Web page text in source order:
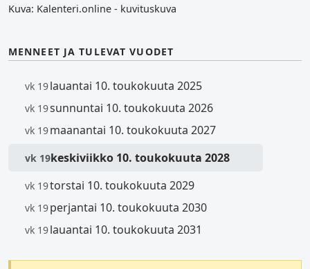
Kuva: Kalenteri.online - kuvituskuva
MENNEET JA TULEVAT VUODET
vk 19lauantai 10. toukokuuta 2025
vk 19sunnuntai 10. toukokuuta 2026
vk 19maanantai 10. toukokuuta 2027
vk 19keskiviikko 10. toukokuuta 2028
vk 19torstai 10. toukokuuta 2029
vk 19perjantai 10. toukokuuta 2030
vk 19lauantai 10. toukokuuta 2031